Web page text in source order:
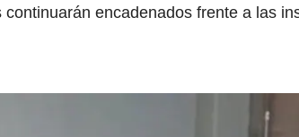
encadenados frente a las